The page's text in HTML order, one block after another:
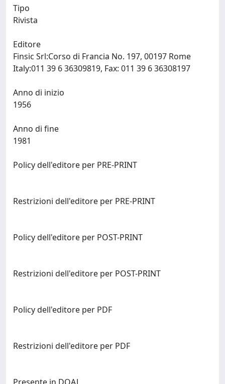
Tipo
Rivista
Editore
Finsic Srl:Corso di Francia No. 197, 00197 Rome
Anno di inizio
Anno di fine
Policy dell'editore per PRE-PRINT
Restrizioni dell'editore per PRE-PRINT
Policy dell'editore per POST-PRINT
Restrizioni dell'editore per POST-PRINT
Policy dell'editore per PDF
Restrizioni dell'editore per PDF